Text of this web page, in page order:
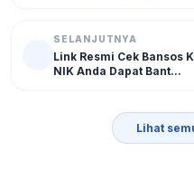
SELANJUTNYA
Link Resmi Cek Bansos
NIK Anda Dapat Bant...
Lihat